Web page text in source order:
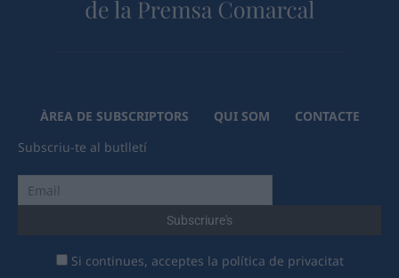
ÀREA DE SUBSCRIPTORS QUI SOM
CONTACTE
Subscriu-te al butlletí
Si continues, acceptes la política de privacitat